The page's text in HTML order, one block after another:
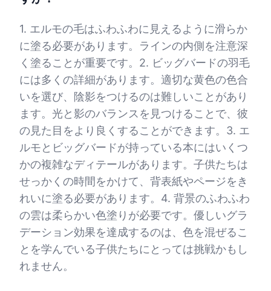
1. エルモの毛はふわふわに見えるように滑らか
に塗る必要があります。ラインの内側を注意深
く塗ることが重要です。2. ビッグバードの羽毛
には多くの詳細があります。適切な黄色の色合
いを選び、陰影をつけるのは難しいことがあり
ます。光と影のバランスを見つけることで、彼
の見た目をより良くすることができます。3. エ
ルモとビッグバードが持っている本にはいくつ
かの複雑なディテールがあります。子供たちは
せっかくの時間をかけて、背表紙やページをき
れいに塗る必要があります。4. 背景のふわふわ
の雲は柔らかい色塗りが必要です。優しいグラ
デーション効果を達成するのは、色を混ぜるこ
とを学んでいる子供たちにとっては挑戦かもし
れません。